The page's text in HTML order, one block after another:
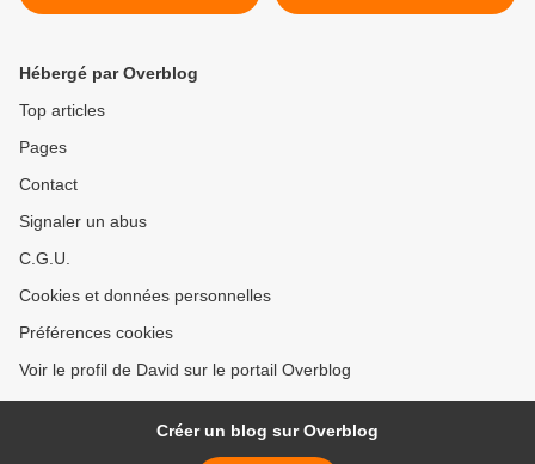
France (octobre 2024)
Ryan Huffman) La Monnaie
Hébergé par Overblog
Top articles
Pages
Contact
Signaler un abus
C.G.U.
Cookies et données personnelles
Préférences cookies
Voir le profil de David sur le portail Overblog
Créer un blog sur Overblog